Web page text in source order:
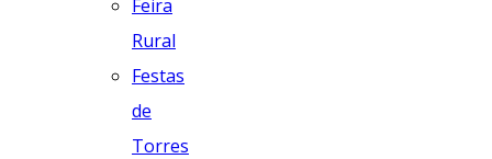
Feira
Rural
Festas
de
Torres